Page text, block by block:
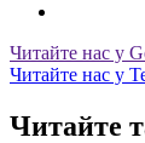
Читайте нас у
Читайте нас у
Читайте